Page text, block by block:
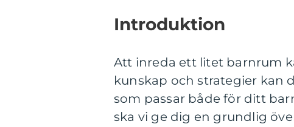
Introduktion
Att inreda ett litet barnrum
kunskap och strategier kan
som passar både för ditt
ska vi ge dig en grundlig